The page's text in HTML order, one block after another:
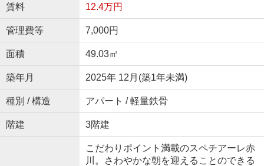
賃料 12.4万円
管理費等 7,000円
面積 49.03㎡
築年月 2025年 12月(築1年未満)
種別 / 構造 アパート / 軽量鉄骨
階建 3階建
こだわりポイント満載のスペチアーレ赤
川。さわやかな朝を迎えることのできる